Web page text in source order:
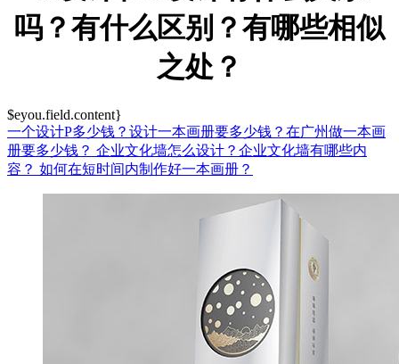
吗？有什么区别？有哪些相似
之处？
$eyou.field.content}
一个设计P多少钱？设计一本画册要多少钱？在广州做一本画
册要多少钱？ 企业文化墙怎么设计？企业文化墙有哪些内
容？ 如何在短时间内制作好一本画册？